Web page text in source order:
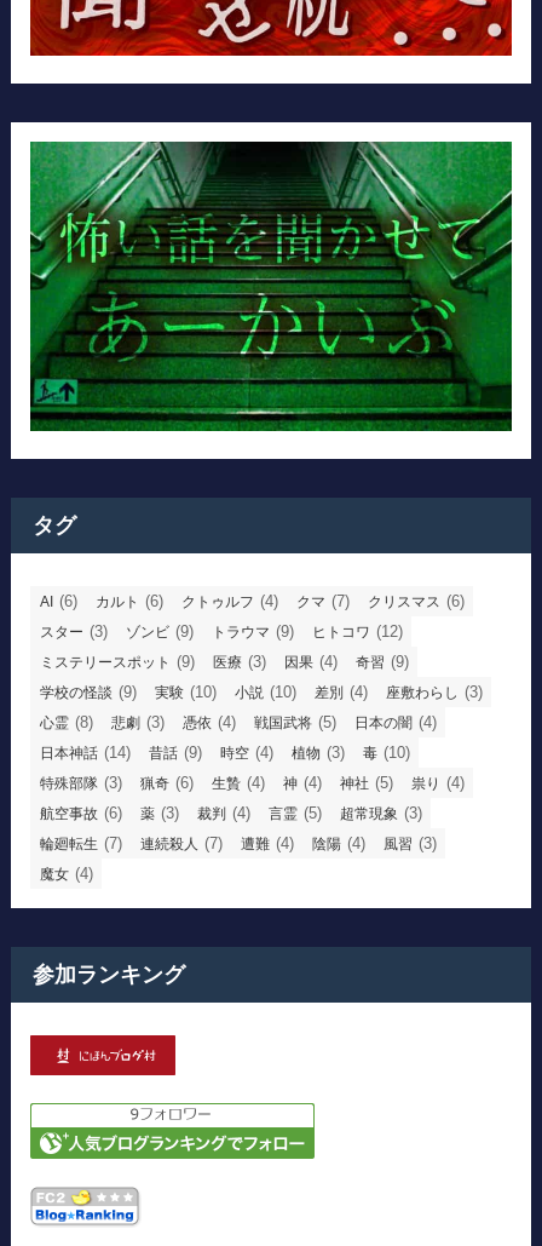
タグ
AI (6) カルト (6) クトゥルフ (4) クマ (7) クリスマス (6)
スター (3) ゾンビ (9) トラウマ (9) ヒトコワ (12)
ミステリースポット (9) 医療 (3) 因果 (4) 奇習 (9)
学校の怪談 (9) 実験 (10) 小説 (10) 差別 (4) 座敷わらし (3)
心霊 (8) 悲劇 (3) 憑依 (4) 戦国武将 (5) 日本の闇 (4)
日本神話 (14) 昔話 (9) 時空 (4) 植物 (3) 毒 (10)
特殊部隊 (3) 猟奇 (6) 生贄 (4) 神 (4) 神社 (5) 祟り (4)
航空事故 (6) 薬 (3) 裁判 (4) 言霊 (5) 超常現象 (3)
輪廻転生 (7) 連続殺人 (7) 遭難 (4) 陰陽 (4) 風習 (3)
魔女 (4)
参加ランキング